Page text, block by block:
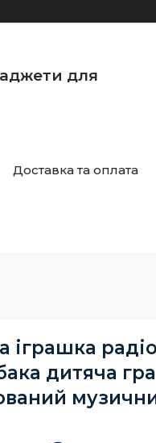
для
Доставка та оплата
іграшка
дитяча